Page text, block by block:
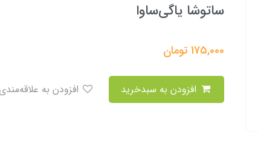
ساتوشا یاگی‌ساوا
175,000تومان